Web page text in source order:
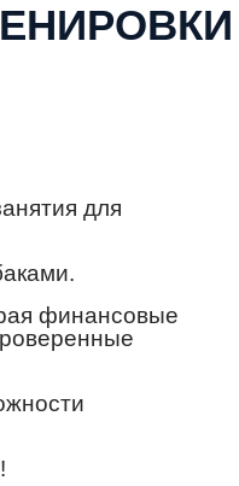
для
финансовые